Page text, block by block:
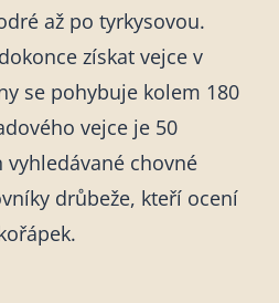
až po tyrkysovou.
získat vejce v
se pohybuje kolem 180
vejce je 50
chovné
drůbeže, kteří ocení